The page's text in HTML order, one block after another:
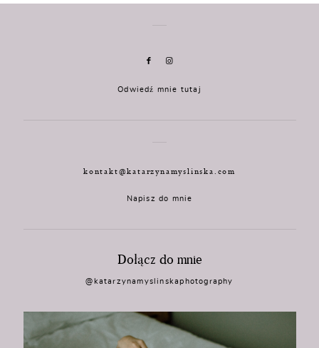
Odwiedź mnie tutaj
kontakt@katarzynamyslinska.com
Napisz do mnie
Dołącz do mnie
@katarzynamyslinskaphotography